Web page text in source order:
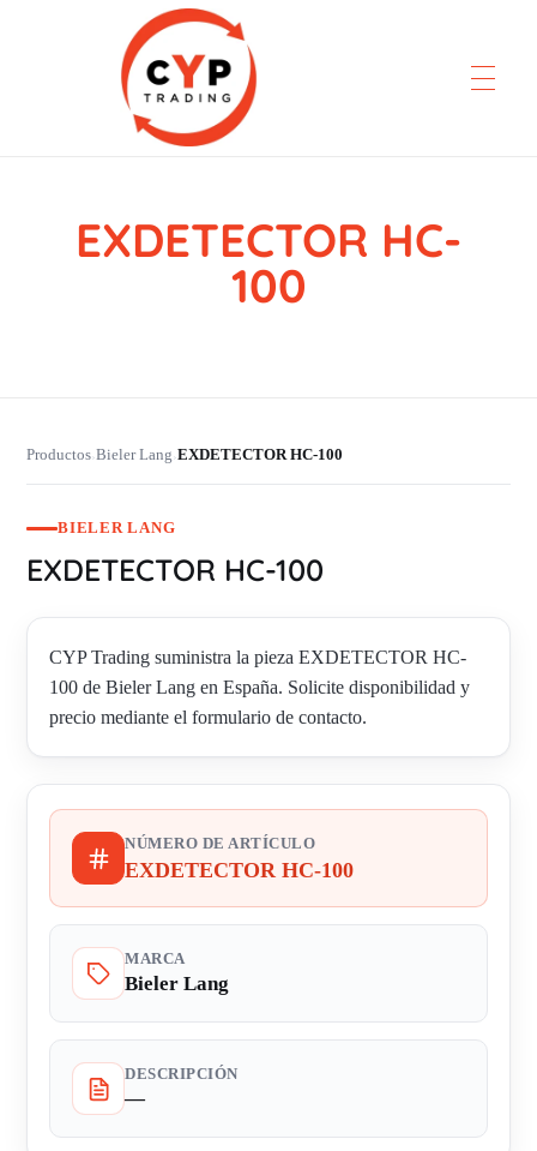
CYP Trading
Professionelle Ersatzteilbeschaffung
EXDETECTOR HC-
100
Productos›Bieler Lang›EXDETECTOR HC-100
BIELER LANG
EXDETECTOR HC-100
CYP Trading suministra la pieza EXDETECTOR HC-
100 de Bieler Lang en España. Solicite disponibilidad y
precio mediante el formulario de contacto.
NÚMERO DE ARTÍCULO
EXDETECTOR HC-100
MARCA
Bieler Lang
DESCRIPCIÓN
—